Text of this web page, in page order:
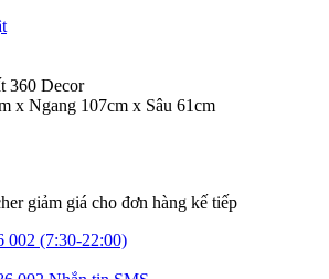
360 Decor
x Ngang 107cm x Sâu 61cm
giảm giá cho đơn hàng kế tiếp
002 (7:30-22:00)